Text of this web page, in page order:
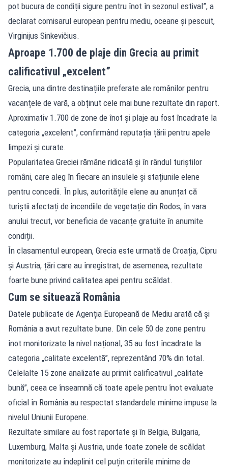
pot bucura de condiții sigure pentru înot în sezonul estival”, a
declarat comisarul european pentru mediu, oceane și pescuit,
Virginijus Sinkevičius.
Aproape 1.700 de plaje din Grecia au primit
calificativul „excelent”
Grecia, una dintre destinațiile preferate ale românilor pentru
vacanțele de vară, a obținut cele mai bune rezultate din raport.
Aproximativ 1.700 de zone de înot și plaje au fost încadrate la
categoria „excelent”, confirmând reputația țării pentru apele
limpezi și curate.
Popularitatea Greciei rămâne ridicată și în rândul turiștilor
români, care aleg în fiecare an insulele și stațiunile elene
pentru concedii. În plus, autoritățile elene au anunțat că
turiștii afectați de incendiile de vegetație din Rodos, în vara
anului trecut, vor beneficia de vacanțe gratuite în anumite
condiții.
În clasamentul european, Grecia este urmată de Croația, Cipru
și Austria, țări care au înregistrat, de asemenea, rezultate
foarte bune privind calitatea apei pentru scăldat.
Cum se situează România
Datele publicate de Agenția Europeană de Mediu arată că și
România a avut rezultate bune. Din cele 50 de zone pentru
înot monitorizate la nivel național, 35 au fost încadrate la
categoria „calitate excelentă”, reprezentând 70% din total.
Celelalte 15 zone analizate au primit calificativul „calitate
bună”, ceea ce înseamnă că toate apele pentru înot evaluate
oficial în România au respectat standardele minime impuse la
nivelul Uniunii Europene.
Rezultate similare au fost raportate și în Belgia, Bulgaria,
Luxemburg, Malta și Austria, unde toate zonele de scăldat
monitorizate au îndeplinit cel puțin criteriile minime de